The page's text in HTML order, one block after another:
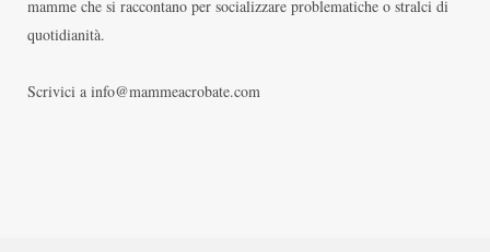
mamme che si raccontano per socializzare problematiche o stralci di
quotidianità.
Scrivici a info@mammeacrobate.com